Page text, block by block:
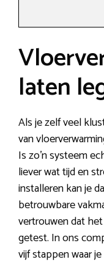
laten
Als je zelf veel
van
Is zo’n systeem
liever wat tijd en
installeren kan je
betrouwbare
vertrouwen dat
getest. In ons
vijf stappen waar